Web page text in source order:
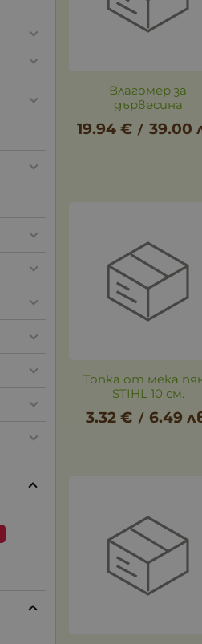
Влагомер за
дървесина
19.94 € / 39.00
Топка от мека
STIHL 10 см.
3.32 € / 6.49